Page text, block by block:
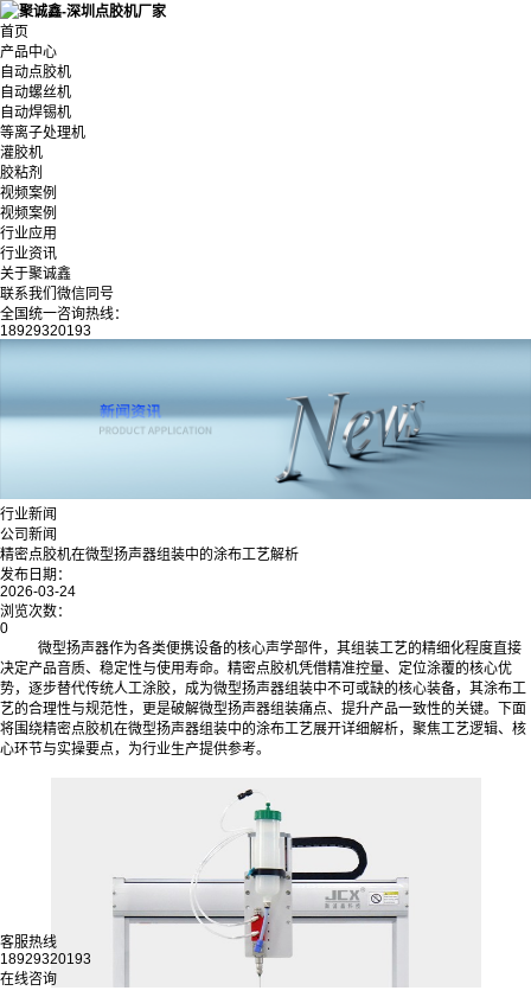
首页
产品中心
自动点胶机
自动螺丝机
自动焊锡机
等离子处理机
灌胶机
胶粘剂
视频案例
视频案例
行业应用
行业资讯
关于聚诚鑫
联系我们微信同号
全国统一咨询热线：
18929320193
行业新闻
公司新闻
精密点胶机在微型扬声器组装中的涂布工艺解析
发布日期：
2026-03-24
浏览次数：
0
微型扬声器作为各类便携设备的核心声学部件，其组装工艺的精细化程度直接
决定产品音质、稳定性与使用寿命。精密点胶机凭借精准控量、定位涂覆的核心优
势，逐步替代传统人工涂胶，成为微型扬声器组装中不可或缺的核心装备，其涂布工
艺的合理性与规范性，更是破解微型扬声器组装痛点、提升产品一致性的关键。下面
将围绕精密点胶机在微型扬声器组装中的涂布工艺展开详细解析，聚焦工艺逻辑、核
心环节与实操要点，为行业生产提供参考。
客服热线
18929320193
在线咨询